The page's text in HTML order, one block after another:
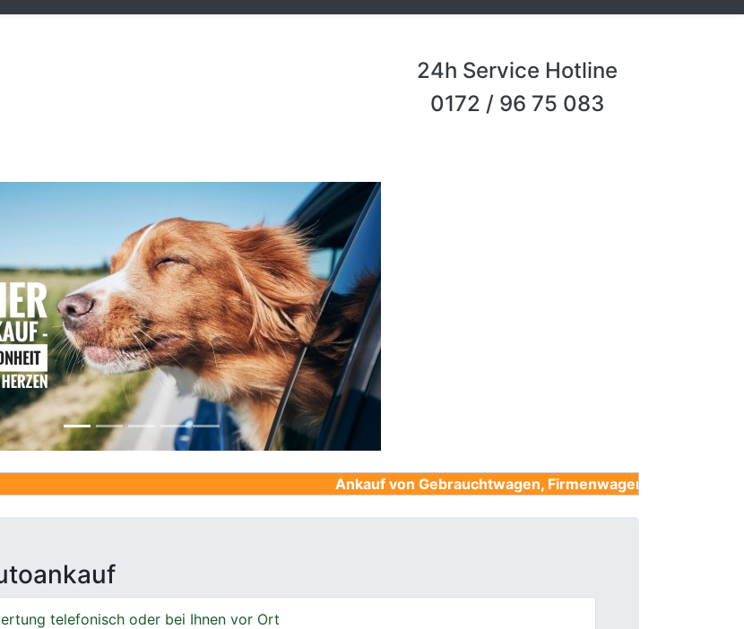
24h Service Hotline
0172 / 96 75 083
Ankauf von Gebrauchtwagen, Firmenwagen, Unfallwagen,
telefonisch oder bei Ihnen vor Ort